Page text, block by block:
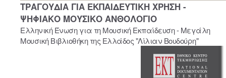
ΤΡΑΓΟΥΔΙΑ ΓΙΑ ΕΚΠΑΙΔΕΥΤΙΚΗ ΧΡΗΣΗ -
ΨΗΦΙΑΚΟ ΜΟΥΣΙΚΟ ΑΝΘΟΛΟΓΙΟ
Ελληνική Ένωση για τη Μουσική Εκπαίδευση - Μεγάλη
Μουσική Βιβλιοθήκη της Ελλάδος "Λίλιαν Βουδούρη"